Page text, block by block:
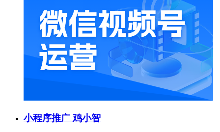
小程序推广 鸡小智